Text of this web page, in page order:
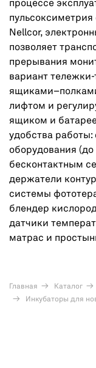
процессе
Nellcor,
позволяет
прерывания
вариант
лифтом и
ящиком и
удобства
оборудования
бесконтактным
держатели
системы
блендер
датчики
матрас и
Главная Каталог
Инкубаторы для